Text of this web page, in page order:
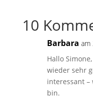
10
Barbara am
Hallo Simone,
wieder sehr
interessant
bin.